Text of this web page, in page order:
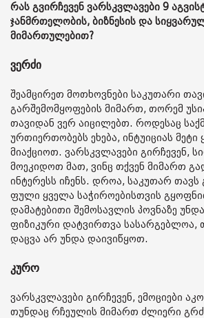
რას გვირჩევენ ვარსკვლავები 9
ჯანმრთელობის, ბიზნესის და
მიმართულებით?
ვერძი
შეამცირეთ მოთხოვნები საკუთარი
გარშემომყოფების მიმართ, თორემ
თავიდან ვერ აიცილებთ. როდესაც
ურთიერთობებს ეხება, ინტუიციას
მიაქციოთ. ვარსკვლავები გირჩევენ,
მოეკიდოთ მათ, ვინც თქვენ მიმართ
ინტერესს იჩენს. დროა, საკუთარ
ფული ყველა საჭიროებისთვის
დამატებითი შემოსავლის პოვნაზე
ფიზიკური დატვირთვა სასარგებლოა,
დაცვა არ უნდა დაივიწყოთ.
კურო
ვარსკვლავები გირჩევენ, ემოციები
თუნდაც რჩეულის მიმართ ძლიერი